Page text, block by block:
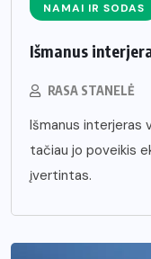
NAMAI IR SODAS
Išmanus
RASA STANELĖ
Išmanus interjeras
tačiau jo poveikis
įvertintas.